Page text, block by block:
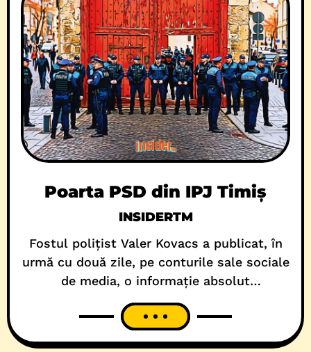
Poarta PSD din IPJ Timiș
INSIDERTM
Fostul polițist Valer Kovacs a publicat, în
urmă cu două zile, pe conturile sale sociale
de media, o informație absolut
spectaculoasă privind dubla măsură cu
care funcționează Inspectoratul de Poliție
Timiș. În special când vine vorba despre